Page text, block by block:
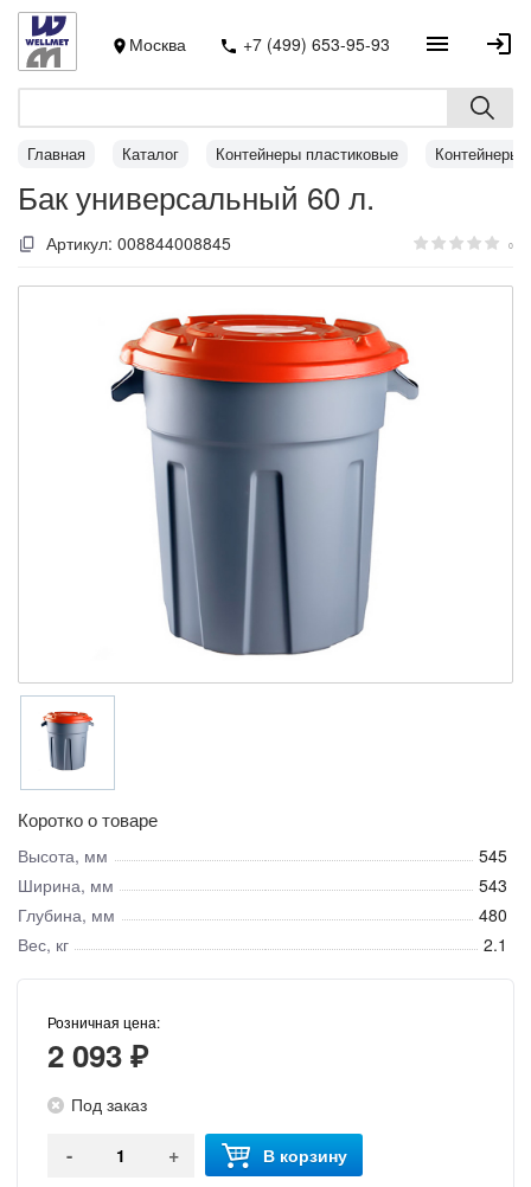
Москва +7 (499) 653-95-93
Главная Каталог Контейнеры пластиковые Контейнеры
Бак универсальный 60 л.
Артикул: 008844008845 0
Коротко о товаре
Высота, мм
545
Ширина, мм
543
Глубина, мм
480
Вес, кг
2.1
Розничная цена:
2 093 ₽
Под заказ
- + В корзину